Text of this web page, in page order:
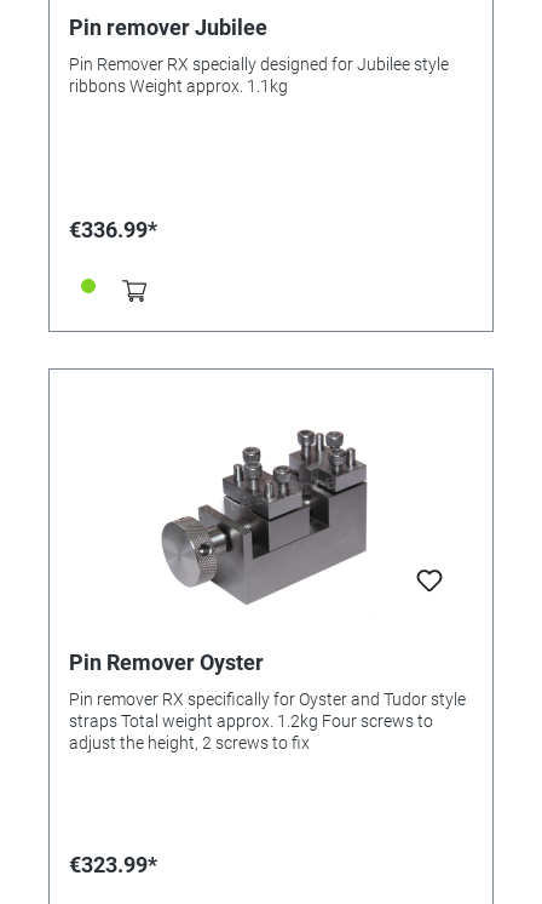
Pin remover Jubilee
Pin Remover RX specially designed for Jubilee style
ribbons Weight approx. 1.1kg
€336.99*
Pin Remover Oyster
Pin remover RX specifically for Oyster and Tudor style
straps Total weight approx. 1.2kg Four screws to
adjust the height, 2 screws to fix
€323.99*